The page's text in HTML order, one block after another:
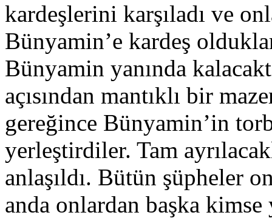
kardeşlerini karşıladı ve
Bünyamin’e kardeş
Bünyamin yanında
açısından mantıklı bir
gereğince Bünyamin’in
yerleştirdiler. Tam
anlaşıldı. Bütün şüpheler
anda onlardan başka kimse